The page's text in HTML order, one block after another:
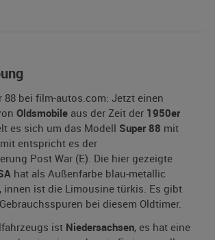
88 bei film-autos.com: Jetzt einen
Oldsmobile aus der Zeit der 1950er
es sich um das Modell Super 88 mit
entspricht es der
Post War (E). Die hier gezeigte
hat als Außenfarbe blau-metallic
innen ist die Limousine türkis. Es gibt
bei diesem Oldtimer.
ist Niedersachsen, es hat eine